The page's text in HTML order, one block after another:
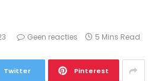
Geen reacties 5 Mins Read
Twitter Pinterest